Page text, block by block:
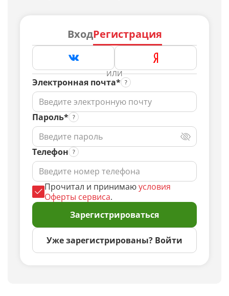
ВходРегистрация
ИЛИ
Электронная почта*
Пароль*
Телефон
Прочитал и принимаюусловия
Оферты сервиса.
Зарегистрироваться
Уже зарегистрированы? Войти